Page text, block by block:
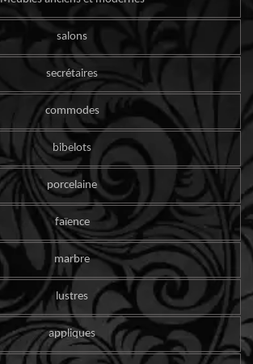
salons
secrétaires
commodes
bibelots
porcelaine
faïence
marbre
lustres
appliques